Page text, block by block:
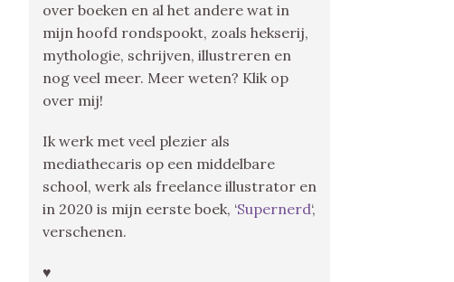
over boeken en al het andere wat in
mijn hoofd rondspookt, zoals hekserij,
mythologie, schrijven, illustreren en
nog veel meer. Meer weten? Klik op
over mij!
Ik werk met veel plezier als
mediathecaris op een middelbare
school, werk als freelance illustrator en
in 2020 is mijn eerste boek, ‘Supernerd‘,
verschenen.
♥